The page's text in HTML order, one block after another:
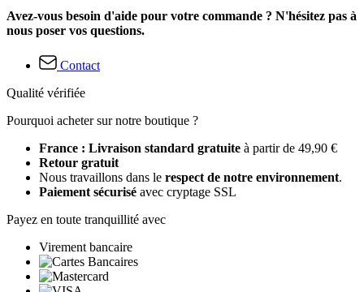
Avez-vous besoin d'aide pour votre commande ? N'hésitez pas à
nous poser vos questions.
Contact
Qualité vérifiée
Pourquoi acheter sur notre boutique ?
France : Livraison standard gratuite à partir de 49,90 €
Retour gratuit
Nous travaillons dans le respect de notre environnement.
Paiement sécurisé avec cryptage SSL
Payez en toute tranquillité avec
Virement bancaire